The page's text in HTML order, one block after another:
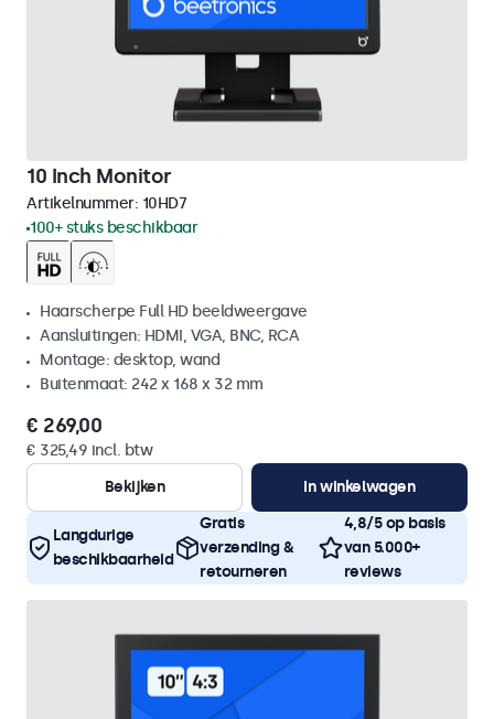
10 Inch Monitor
Artikelnummer: 10HD7
100+ stuks beschikbaar
Haarscherpe Full HD beeldweergave
Aansluitingen: HDMI, VGA, BNC, RCA
Montage: desktop, wand
Buitenmaat: 242 x 168 x 32 mm
€ 269,00
€ 325,49 incl. btw
Bekijken
In winkelwagen
Langdurige
beschikbaarheid
Gratis
verzending &
retourneren
4,8/5 op basis
van 5.000+
reviews